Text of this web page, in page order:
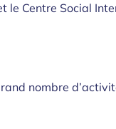
le Centre Social
nombre